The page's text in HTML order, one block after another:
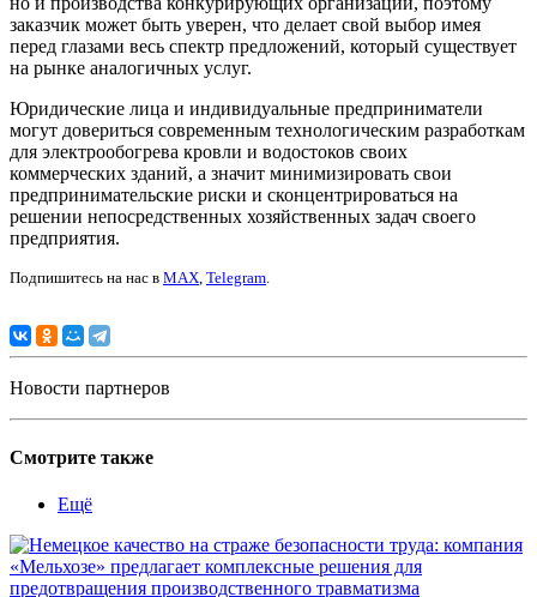
заказчик может быть уверен, что делает свой выбор имея
перед глазами весь спектр предложений, который существует
на рынке аналогичных услуг.
Юридические лица и индивидуальные предприниматели
могут довериться современным технологическим разработкам
для электрообогрева кровли и водостоков своих
коммерческих зданий, а значит минимизировать свои
предпринимательские риски и сконцентрироваться на
решении непосредственных хозяйственных задач своего
предприятия.
Подпишитесь на нас в MAX, Telegram.
Новости партнеров
Смотрите также
Ещё